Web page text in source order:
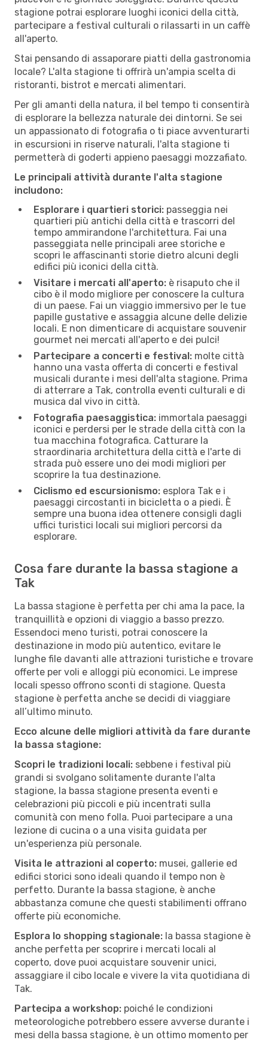
stagione potrai esplorare luoghi iconici della città,
partecipare a festival culturali o rilassarti in un caffè
all'aperto.
Stai pensando di assaporare piatti della gastronomia
locale? L'alta stagione ti offrirà un'ampia scelta di
ristoranti, bistrot e mercati alimentari.
Per gli amanti della natura, il bel tempo ti consentirà
di esplorare la bellezza naturale dei dintorni. Se sei
un appassionato di fotografia o ti piace avventurarti
in escursioni in riserve naturali, l'alta stagione ti
permetterà di goderti appieno paesaggi mozzafiato.
Le principali attività durante l'alta stagione
includono:
Esplorare i quartieri storici: passeggia nei
quartieri più antichi della città e trascorri del
tempo ammirandone l'architettura. Fai una
passeggiata nelle principali aree storiche e
scopri le affascinanti storie dietro alcuni degli
edifici più iconici della città.
Visitare i mercati all'aperto: è risaputo che il
cibo è il modo migliore per conoscere la cultura
di un paese. Fai un viaggio immersivo per le tue
papille gustative e assaggia alcune delle delizie
locali. E non dimenticare di acquistare souvenir
gourmet nei mercati all'aperto e dei pulci!
Partecipare a concerti e festival: molte città
hanno una vasta offerta di concerti e festival
musicali durante i mesi dell'alta stagione. Prima
di atterrare a Tak, controlla eventi culturali e di
musica dal vivo in città.
Fotografia paesaggistica: immortala paesaggi
iconici e perdersi per le strade della città con la
tua macchina fotografica. Catturare la
straordinaria architettura della città e l'arte di
strada può essere uno dei modi migliori per
scoprire la tua destinazione.
Ciclismo ed escursionismo: esplora Tak e i
paesaggi circostanti in bicicletta o a piedi. È
sempre una buona idea ottenere consigli dagli
uffici turistici locali sui migliori percorsi da
esplorare.
Cosa fare durante la bassa stagione a
Tak
La bassa stagione è perfetta per chi ama la pace, la
tranquillità e opzioni di viaggio a basso prezzo.
Essendoci meno turisti, potrai conoscere la
destinazione in modo più autentico, evitare le
lunghe file davanti alle attrazioni turistiche e trovare
offerte per voli e alloggi più economici. Le imprese
locali spesso offrono sconti di stagione. Questa
stagione è perfetta anche se decidi di viaggiare
all’ultimo minuto.
Ecco alcune delle migliori attività da fare durante
la bassa stagione:
Scopri le tradizioni locali: sebbene i festival più
grandi si svolgano solitamente durante l'alta
stagione, la bassa stagione presenta eventi e
celebrazioni più piccoli e più incentrati sulla
comunità con meno folla. Puoi partecipare a una
lezione di cucina o a una visita guidata per
un'esperienza più personale.
Visita le attrazioni al coperto: musei, gallerie ed
edifici storici sono ideali quando il tempo non è
perfetto. Durante la bassa stagione, è anche
abbastanza comune che questi stabilimenti offrano
offerte più economiche.
Esplora lo shopping stagionale: la bassa stagione è
anche perfetta per scoprire i mercati locali al
coperto, dove puoi acquistare souvenir unici,
assaggiare il cibo locale e vivere la vita quotidiana di
Tak.
Partecipa a workshop: poiché le condizioni
meteorologiche potrebbero essere avverse durante i
mesi della bassa stagione, è un ottimo momento per